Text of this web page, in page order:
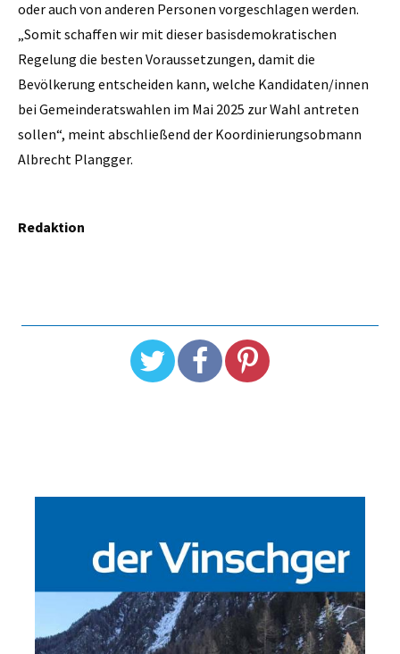
oder auch von anderen Personen vorgeschlagen werden.
„Somit schaffen wir mit dieser basisdemokratischen
Regelung die besten Voraussetzungen, damit die
Bevölkerung entscheiden kann, welche Kandidaten/innen
bei Gemeinderatswahlen im Mai 2025 zur Wahl antreten
sollen“, meint abschließend der Koordinierungsobmann
Albrecht Plangger.
Redaktion